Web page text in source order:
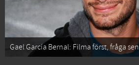
Gael García Bernal: Filma först, fråga sen